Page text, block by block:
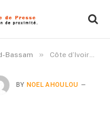
Bassam » Côte d’Ivoire -AIP/ CAN 2023: Les populations de Grand -Bassam satisfaites de la mise en place du village CAN
BY NOEL AHOULOU